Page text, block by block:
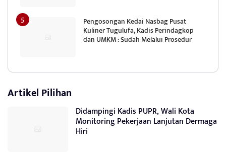
Pengosongan Kedai Nasbag Pusat
Kuliner Tugulufa, Kadis Perindagkop
dan UMKM : Sudah Melalui Prosedur
Artikel Pilihan
Didampingi Kadis PUPR, Wali Kota
Monitoring Pekerjaan Lanjutan Dermaga
Hiri